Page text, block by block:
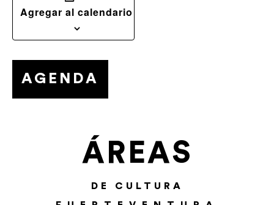
Agregar al calendario
AGENDA
ÁREAS
DE CULTURA